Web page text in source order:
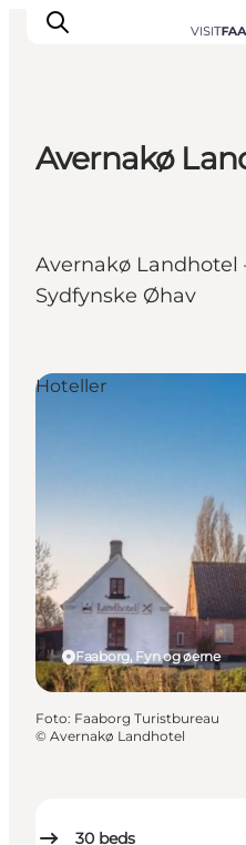
Oplevelser
Øhop
Outdoor
Avernakø
Avernakø Landhotel
Sydfynske Øhav
30 beds
Faaborg, Fyn og øerne
Hoteller
Foto: Faaborg Turistbureau
© Avernakø Landhotel